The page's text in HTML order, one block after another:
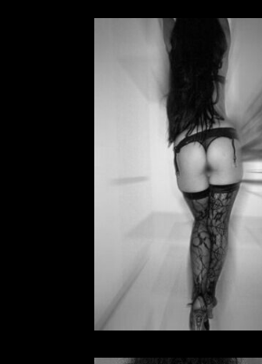
Sklavin Vivien
SKLAVIN IN HESSEN